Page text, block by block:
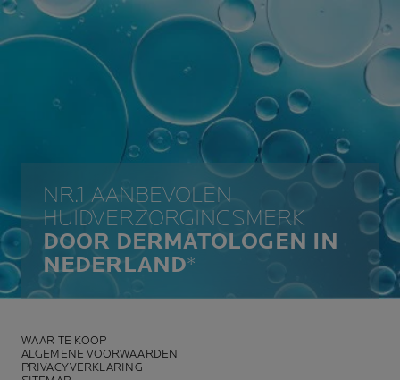
NR.1 AANBEVOLEN
HUIDVERZORGINGSMERK
DOOR DERMATOLOGEN IN
NEDERLAND*
WAAR TE KOOP
ALGEMENE VOORWAARDEN
PRIVACYVERKLARING